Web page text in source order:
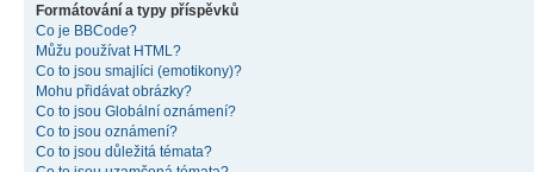
Formátování a typy příspěvků
Co je BBCode?
Můžu používat HTML?
Co to jsou smajlíci (emotikony)?
Mohu přidávat obrázky?
Co to jsou Globální oznámení?
Co to jsou oznámení?
Co to jsou důležitá témata?